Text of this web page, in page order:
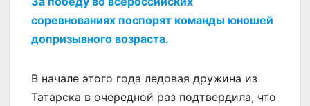
соревнованиях поспорят команды юношей
допризывного возраста.
В начале этого года ледовая дружина из
Татарска в очередной раз подтвердила, что